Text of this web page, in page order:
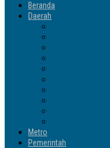
Beranda
Daerah
Metro
Pemerintah